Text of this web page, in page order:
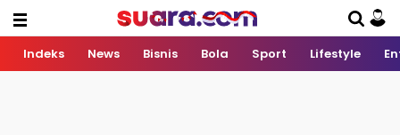
Indeks News Bisnis Bola Sport Lifestyle